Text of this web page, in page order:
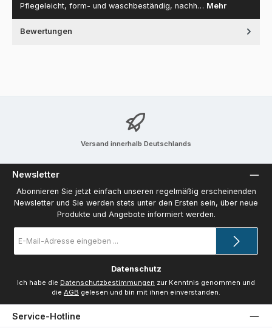
Pflegeleicht, form- und waschbeständig, nachh… Mehr
Bewertungen
Versand innerhalb Deutschlands
Newsletter
Abonnieren Sie jetzt einfach unseren regelmäßig erscheinenden
Newsletter und Sie werden stets unter den Ersten sein, über neue
Produkte und Angebote informiert werden.
Mail-
Adresse
Datenschutz
Ich habe die Datenschutzbestimmungen zur Kenntnis genommen und
die AGB gelesen und bin mit ihnen einverstanden.
Service-Hotline